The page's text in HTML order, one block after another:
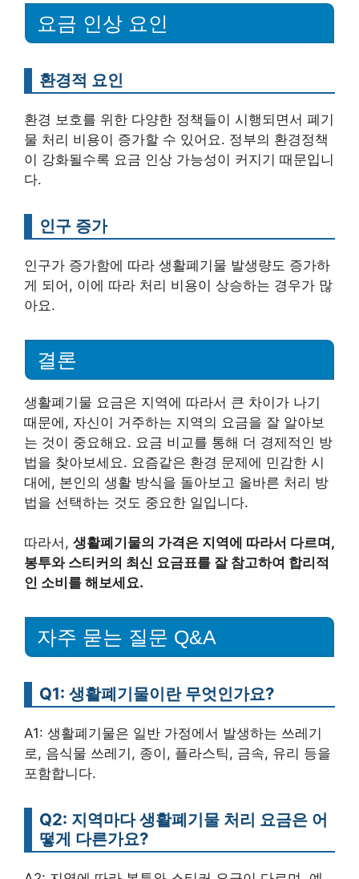
요금 인상 요인
환경적 요인
환경 보호를 위한 다양한 정책들이 시행되면서 폐기
물 처리 비용이 증가할 수 있어요. 정부의 환경정책
이 강화될수록 요금 인상 가능성이 커지기 때문입니
다.
인구 증가
인구가 증가함에 따라 생활폐기물 발생량도 증가하
게 되어, 이에 따라 처리 비용이 상승하는 경우가 많
아요.
결론
생활폐기물 요금은 지역에 따라서 큰 차이가 나기
때문에, 자신이 거주하는 지역의 요금을 잘 알아보
는 것이 중요해요. 요금 비교를 통해 더 경제적인 방
법을 찾아보세요. 요즘같은 환경 문제에 민감한 시
대에, 본인의 생활 방식을 돌아보고 올바른 처리 방
법을 선택하는 것도 중요한 일입니다.
따라서, 생활폐기물의 가격은 지역에 따라서 다르며,
봉투와 스티커의 최신 요금표를 잘 참고하여 합리적
인 소비를 해보세요.
자주 묻는 질문 Q&A
Q1: 생활폐기물이란 무엇인가요?
A1: 생활폐기물은 일반 가정에서 발생하는 쓰레기
로, 음식물 쓰레기, 종이, 플라스틱, 금속, 유리 등을
포함합니다.
Q2: 지역마다 생활폐기물 처리 요금은 어
떻게 다른가요?